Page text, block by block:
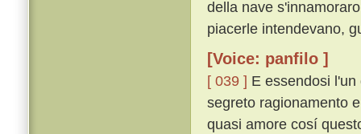
della nave
piacerle intendevano,
[Voice: panfilo ]
[ 039 ] E essendosi
segreto ragionamento
quasi amore cosí